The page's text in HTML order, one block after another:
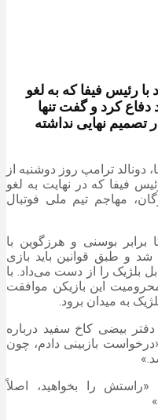
رئیس فیفا که به لغو
دفاع کرد و گفت تنها
تصمیم نهایی نداشته
دونالد ترامپ روز دوشنبه از
فیفا که در نهایت به لغو
مهاجم تیم ملی فوتبال
برابر بوسنی و هرزگوین با
و طبق قوانین باید بازی
بلژیک را از دست می‌داد. با
این بازیکن موافقت
به میدان برود.
بیضی کاخ سفید درباره
بازبینی دادم، چون
را بخواهید، اصلاً